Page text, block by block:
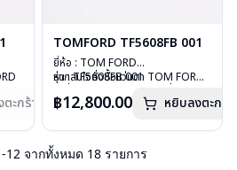
ะกร้า
TOMFORD TF5608FB 001
ยี่ห้อ : TOM FORD
รุ่น : TF5608FB 001
เลนส์ : Demo lens
น้ำหนัก : 25 กรัม
อุปกรณ์ : กล่องแว่น, ผ้าเช็ดแว่น
การรับประกัน : 1 ปี
หากสนใจสั่งชื้อแว่นตา TOM FORD
กรุณาติดต่อเราคลิก
฿12,800.00 หยิบลงตะกร้า
-12 จากทั้งหมด 18 รายการ